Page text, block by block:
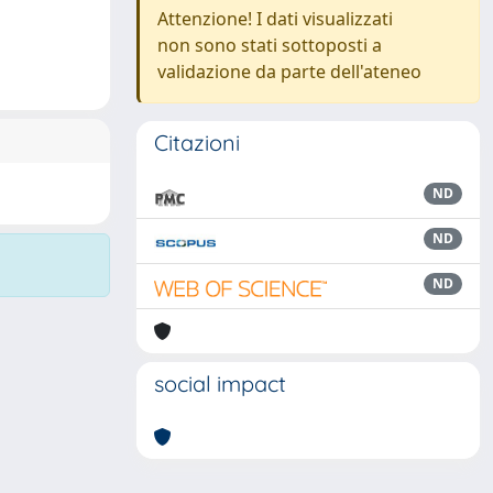
Attenzione! I dati visualizzati
non sono stati sottoposti a
validazione da parte dell'ateneo
Citazioni
ND
ND
ND
social impact